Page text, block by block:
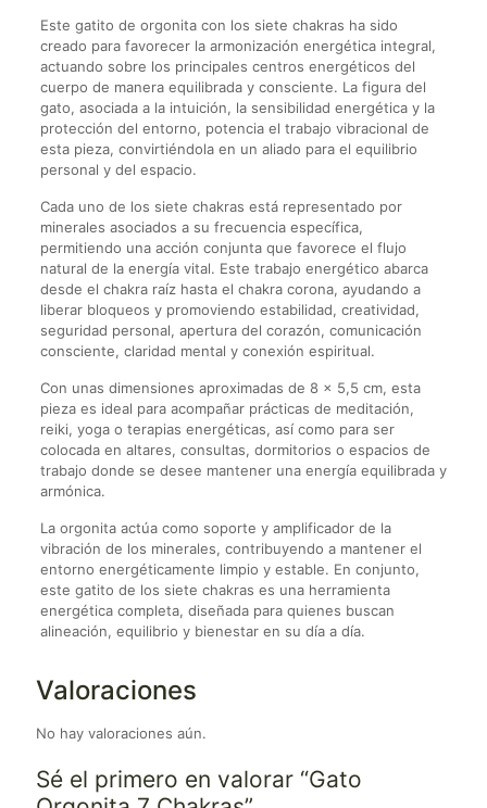
Este gatito de orgonita con los siete chakras ha sido
creado para favorecer la armonización energética integral,
actuando sobre los principales centros energéticos del
cuerpo de manera equilibrada y consciente. La figura del
gato, asociada a la intuición, la sensibilidad energética y la
protección del entorno, potencia el trabajo vibracional de
esta pieza, convirtiéndola en un aliado para el equilibrio
personal y del espacio.
Cada uno de los siete chakras está representado por
minerales asociados a su frecuencia específica,
permitiendo una acción conjunta que favorece el flujo
natural de la energía vital. Este trabajo energético abarca
desde el chakra raíz hasta el chakra corona, ayudando a
liberar bloqueos y promoviendo estabilidad, creatividad,
seguridad personal, apertura del corazón, comunicación
consciente, claridad mental y conexión espiritual.
Con unas dimensiones aproximadas de 8 x 5,5 cm, esta
pieza es ideal para acompañar prácticas de meditación,
reiki, yoga o terapias energéticas, así como para ser
colocada en altares, consultas, dormitorios o espacios de
trabajo donde se desee mantener una energía equilibrada y
armónica.
La orgonita actúa como soporte y amplificador de la
vibración de los minerales, contribuyendo a mantener el
entorno energéticamente limpio y estable. En conjunto,
este gatito de los siete chakras es una herramienta
energética completa, diseñada para quienes buscan
alineación, equilibrio y bienestar en su día a día.
Valoraciones
No hay valoraciones aún.
Sé el primero en valorar “Gato